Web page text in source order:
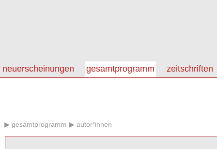
neuerscheinungen gesamtprogramm zeitschriften
gesamtprogramm autor*innen